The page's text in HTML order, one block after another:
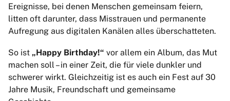
Ereignisse, bei denen Menschen gemeinsam feiern,
litten oft darunter, dass Misstrauen und permanente
Aufregung aus digitalen Kanälen alles überschatteten.
So ist „Happy Birthday!“ vor allem ein Album, das Mut
machen soll – in einer Zeit, die für viele dunkler und
schwerer wirkt. Gleichzeitig ist es auch ein Fest auf 30
Jahre Musik, Freundschaft und gemeinsame